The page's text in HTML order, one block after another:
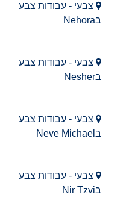
צבעי - עבודות צבע
בNehora
צבעי - עבודות צבע
בNesher
צבעי - עבודות צבע
בNeve Michael
צבעי - עבודות צבע
בNir Tzvi